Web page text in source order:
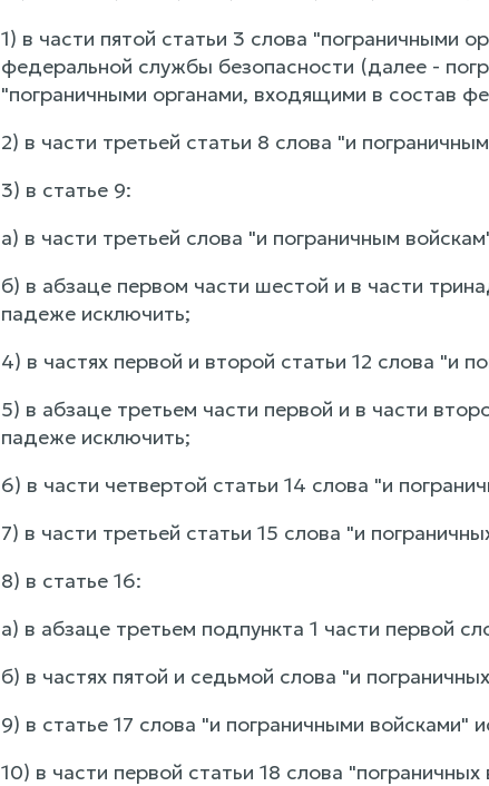
1) в части пятой статьи 3 слова "пограничными
федеральной службы безопасности (далее -
"пограничными органами, входящими в состав
2) в части третьей статьи 8 слова "и
3) в статье 9:
а) в части третьей слова "и пограничным
б) в абзаце первом части шестой и в части
падеже исключить;
4) в частях первой и второй статьи 12 слова "и
5) в абзаце третьем части первой и в части
падеже исключить;
6) в части четвертой статьи 14 слова "и
7) в части третьей статьи 15 слова "и
8) в статье 16:
а) в абзаце третьем подпункта 1 части первой
б) в частях пятой и седьмой слова "и
9) в статье 17 слова "и пограничными войсками"
10) в части первой статьи 18 слова